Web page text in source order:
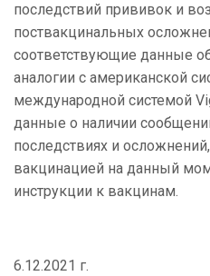
последствий прививок и
поствакцинальных
соответствующие данные
аналогии с американской
международной системой
данные о наличии
последствиях и
вакцинацией на данный
инструкции к вакцинам.
6.12.2021 г.